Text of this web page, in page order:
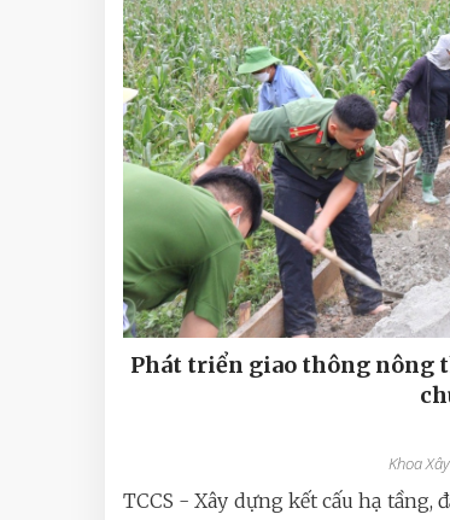
Phát triển giao thông nông
Khoa
TCCS - Xây dựng kết cấu hạ